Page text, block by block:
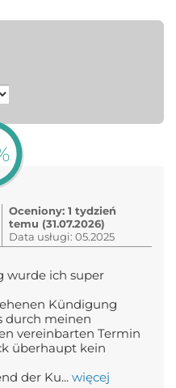
Oceniony: 1 tydzień
temu (31.07.2026)
Data usługi: 05.2025
wurde ich super
Kündigung
durch meinen
vereinbarten Termin
überhaupt kein
der Ku... więcej